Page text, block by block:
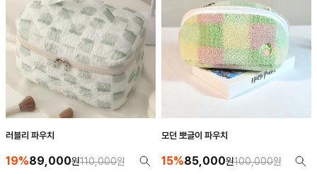
러블리 파우치
19%89,000원110,000원
모던 뽀글이 파우치
15%85,000원100,000원